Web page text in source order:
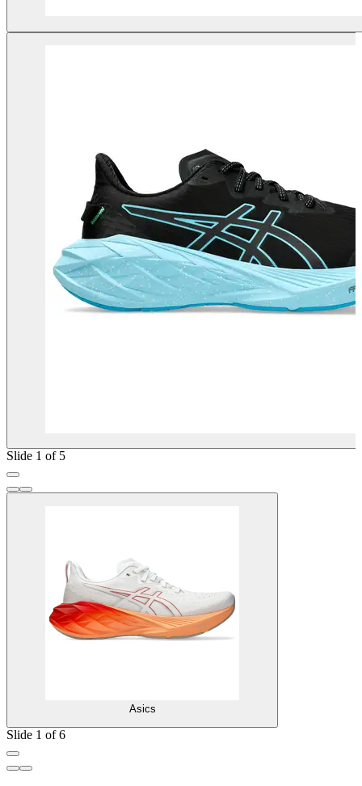
Slide 1 of 5
Asics
Slide 1 of 6